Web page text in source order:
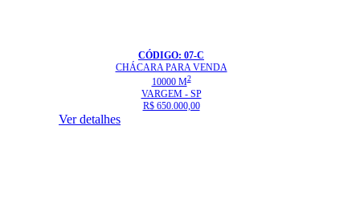
CÓDIGO: 07-C
CHÁCARAPARA VENDA
10000 M2
VARGEM - SP
R$ 650.000,00
Ver detalhes